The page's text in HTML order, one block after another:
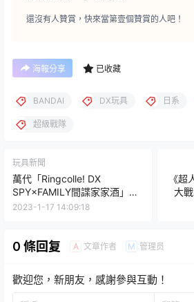
還沒有人贊賞，快來當第壹個贊賞的人吧！
海報分享 已收藏
BANDAI DX玩具 日系
超級戰隊
玩具新聞
萬代「Ringcolle! DX
SPY×FAMILY間諜家家酒」戒
指轉蛋 求婚場景中的手榴彈插
2023-1-17 14:09:18
《超
大
電
0 條回复 A 文章作者 M 管理员
歡迎您，新朋友，感謝參與互動！